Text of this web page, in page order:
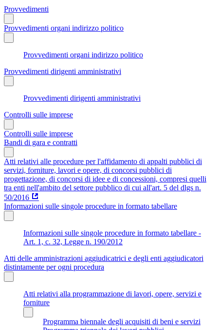
Provvedimenti
Provvedimenti organi indirizzo politico
Provvedimenti organi indirizzo politico
Provvedimenti dirigenti amministrativi
Provvedimenti dirigenti amministrativi
Controlli sulle imprese
Controlli sulle imprese
Bandi di gara e contratti
Atti relativi alle procedure per l'affidamento di appalti pubblici di
servizi, forniture, lavori e opere, di concorsi pubblici di
progettazione, di concorsi di idee e di concessioni, compresi quelli
tra enti nell'ambito del settore pubblico di cui all'art. 5 del dlgs n.
50/2016
Informazioni sulle singole procedure in formato tabellare
Informazioni sulle singole procedure in formato tabellare -
Art. 1, c. 32, Legge n. 190/2012
Atti delle amministrazioni aggiudicatrici e degli enti aggiudicatori
distintamente per ogni procedura
Atti relativi alla programmazione di lavori, opere, servizi e
forniture
Programma biennale degli acquisiti di beni e servizi